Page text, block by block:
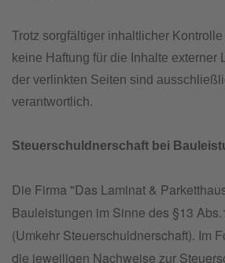
Trotz sorgfältiger inhaltlicher
keine Haftung für die Inhalte externer
der verlinkten Seiten sind
verantwortlich.
Steuerschuldnerschaft bei
Die Firma "Das Laminat &
Bauleistungen im Sinne des §13
(Umkehr Steuerschuldnerschaft). Im
die jeweiligen Nachweise zur